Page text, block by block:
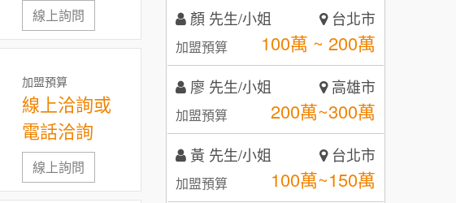
線上詢問
加盟預算
線上洽詢或
電話洽詢
線上詢問
9 SHARE TEA歇腳亭
TEA TOP台灣第一味
廖 先生/小姐 高雄市
加盟預算 200萬~300萬
黃 先生/小姐 台北市
加盟預算 100萬~150萬
林 先生/小姐 屏東縣
加盟預算 100萬 ~ 200萬
自助洗衣店誠徵代洗收送人員
(台中市)
MUSHEN徵SPA美容芳療師
日十。早午食加盟說明會
拾鑶火鍋加盟說明會
全家加盟說明會